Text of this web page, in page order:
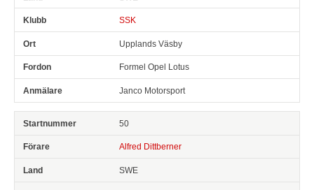
SSK
Upplands Väsby
Formel Opel Lotus
Janco Motorsport
50
Alfred Dittberner
SWE